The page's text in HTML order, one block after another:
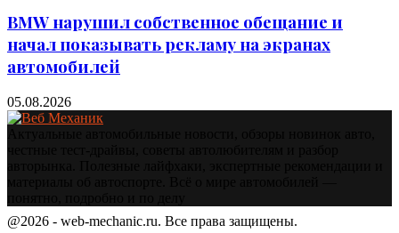
BMW нарушил собственное обещание и
начал показывать рекламу на экранах
автомобилей
05.08.2026
@2026 - web-mechanic.ru. Все права защищены.